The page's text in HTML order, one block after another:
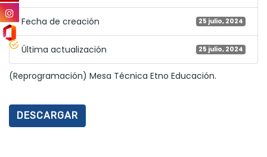
Fecha de creación 25 julio, 2024
Última actualización 25 julio, 2024
(Reprogramación) Mesa Técnica Etno Educación.
DESCARGAR